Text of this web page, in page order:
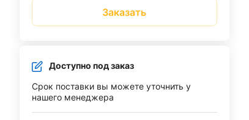
Заказать
Доступно под заказ
Срок поставки вы можете уточнить у
нашего менеджера